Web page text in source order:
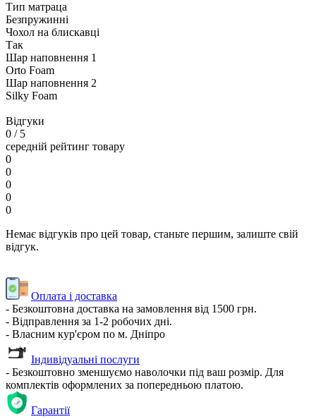
Тип матраца
Безпружинні
Чохол на блискавці
Так
Шар наповнення 1
Orto Foam
Шар наповнення 2
Silky Foam
Відгуки
0 / 5
середній рейтинг товару
0
0
0
0
0
Немає відгуків про цей товар, станьте першим, залиште свій
відгук.
Оплата і доставка
- Безкоштовна доставка на замовлення від 1500 грн.
- Відправлення за 1-2 робочих дні.
- Власним кур'єром по м. Дніпро
Індивідуальні послуги
- Безкоштовно зменшуємо наволочки під ваш розмір. Для
комплектів оформлених за попередньою платою.
Гарантії